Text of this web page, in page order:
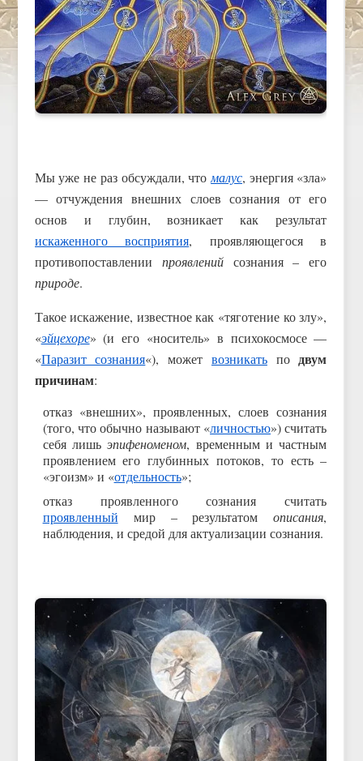
Мы уже не раз обсуждали, что малус, энергия «зла»
— отчуждения внешних слоев сознания от его
основ и глубин, возникает как результат
искаженного восприятия, проявляющегося в
противопоставлении проявленийсознания – его
природе.
Такое искажение, известное как «тяготение ко злу»,
«эйцехоре» (и его «носитель» в психокосмосе —
«Паразит сознания«), может возникатьпо двум
причинам:
отказ «внешних», проявленных, слоев сознания
(того, что обычно называют «личностью») считать
себя лишьэпифеноменом, временным и частным
проявлением его глубинных потоков, то есть –
«эгоизм» и «отдельность»;
отказ проявленного сознания считать
проявленный мир – результатомописания,
наблюдения, и средой для актуализации сознания.